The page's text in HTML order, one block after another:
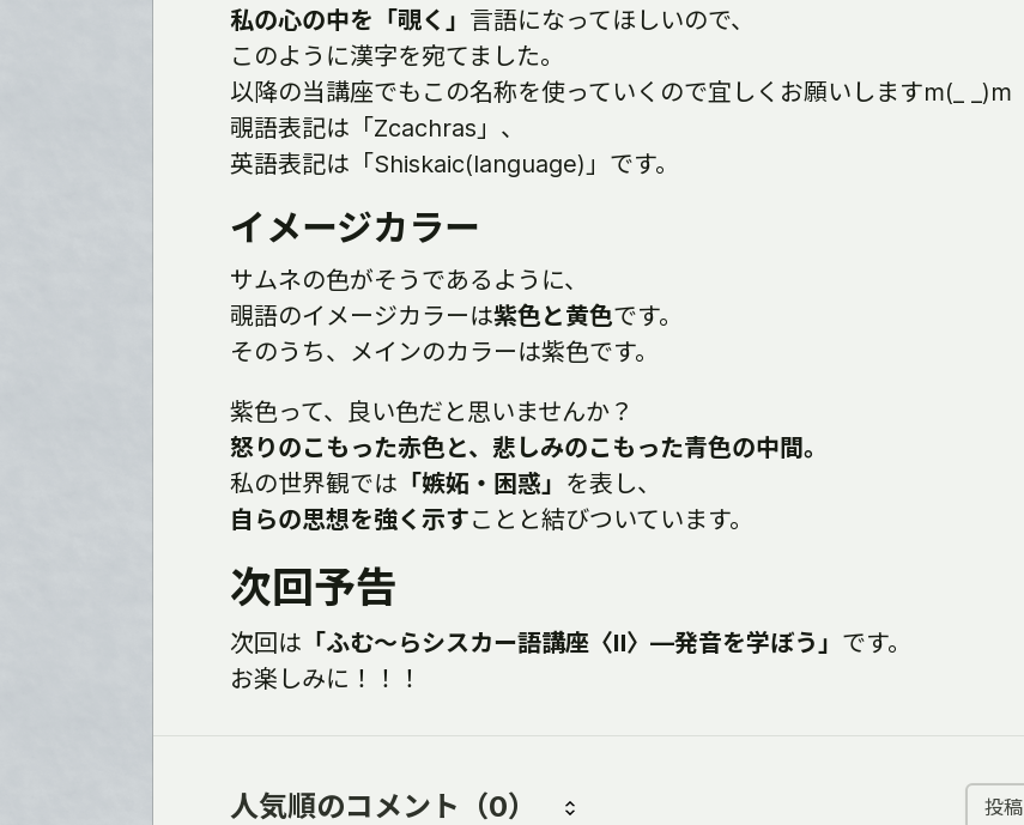
私の心の中を「覗く」 言語になってほしいので、
このように漢字を宛てました。
以降の当講座でもこの名称を使っていくので宜しくお願いしますm(_ _)m
覗語表記は「Zcachras」、
英語表記は「Shiskaic(language)」です。
イメージカラー
サムネの色がそうであるように、
覗語のイメージカラーは紫色と黄色です。
そのうち、メインのカラーは紫色です。
紫色って、良い色だと思いませんか？
怒りのこもった赤色と、悲しみのこもった青色の中間。
私の世界観では 「嫉妬・困惑」 を表し、
自らの思想を強く示すことと結びついています。
次回予告
次回は 「ふむ～らシスカー語講座〈Ⅱ〉―発音を学ぼう」 です。
お楽しみに！！！
人気順のコメント （0） 投稿